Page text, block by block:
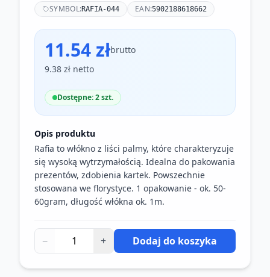
SYMBOL:RAFIA-044 EAN:5902188618662
11.54 złbrutto
9.38 zł netto
Dostępne: 2 szt.
Opis produktu
Rafia to włókno z liści palmy, które charakteryzuje
się wysoką wytrzymałością. Idealna do pakowania
prezentów, zdobienia kartek. Powszechnie
stosowana we florystyce. 1 opakowanie - ok. 50-
60gram, długość włókna ok. 1m.
− + Dodaj do koszyka